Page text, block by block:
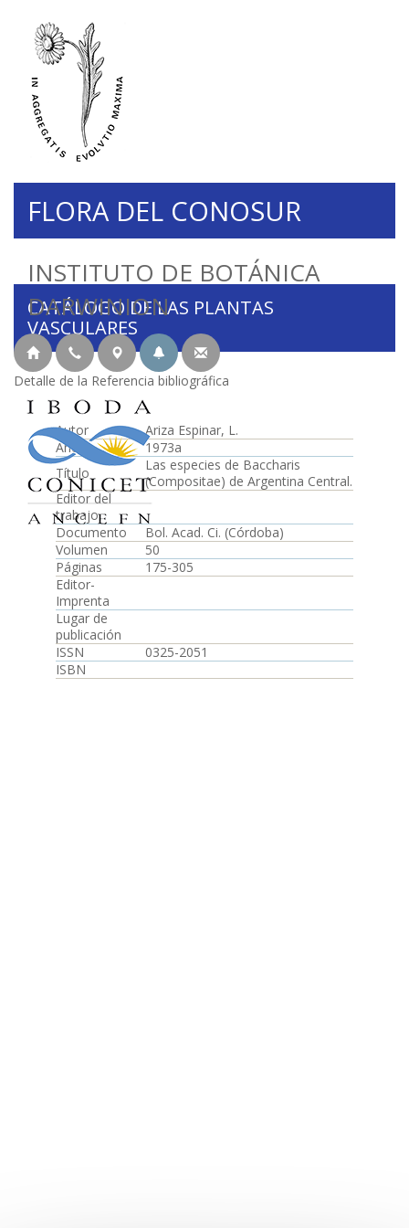
INSTITUTO DE BOTÁNICA
DARWINION
FLORA DEL CONOSUR
CATÁLOGO DE LAS PLANTAS
VASCULARES
Detalle de la Referencia bibliográfica
Autor
Ariza Espinar, L.
Año
1973a
Título
Las especies de Baccharis
(Compositae) de Argentina Central.
Editor del
trabajo
Documento
Bol. Acad. Ci. (Córdoba)
Volumen
50
Páginas
175-305
Editor-
Imprenta
Lugar de
publicación
ISSN
0325-2051
ISBN